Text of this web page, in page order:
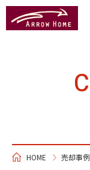
C
HOME 売却事例